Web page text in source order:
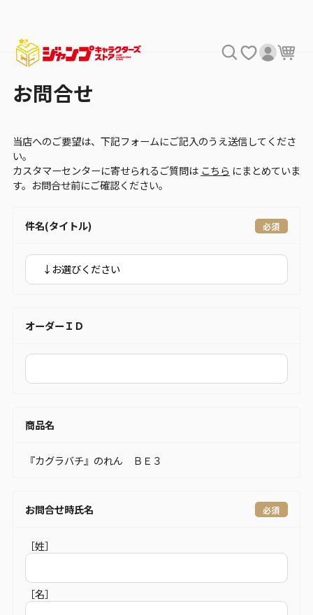
お問合せ
当店へのご要望は、下記フォームにご記入のうえ送信してくださ
い。
カスタマーセンターに寄せられるご質問は こちら にまとめていま
す。お問合せ前にご確認ください。
件名(タイトル)
オーダーＩＤ
商品名
『カグラバチ』のれん ＢＥ３
お問合せ時氏名
［姓］
［名］